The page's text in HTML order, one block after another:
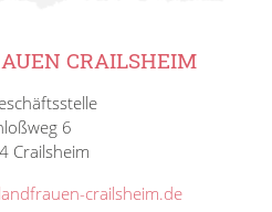
CRAILSHEIM
6
Crailsheim
crailsheim.de